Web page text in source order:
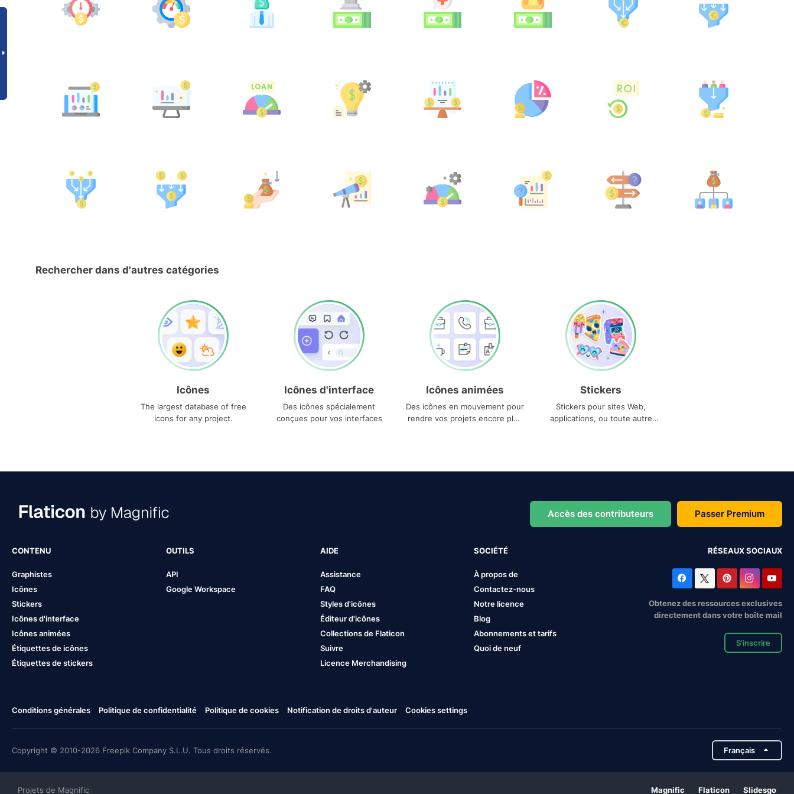
Rechercher dans d'autres catégories
Icônes
The largest database of free
icons for any project.
Icônes d'interface
Des icônes spécialement
conçues pour vos interfaces
Icônes animées
Des icônes en mouvement pour
rendre vos projets encore plus
Stickers
Stickers pour sites Web,
applications, ou toute autre
Accès des contributeurs Passer Premium
CONTENU
Graphistes
Icônes
Stickers
Icônes d'interface
Icônes animées
Étiquettes de icônes
Étiquettes de stickers
OUTILS
API
Google Workspace
AIDE
Assistance
FAQ
Styles d'icônes
Éditeur d'icônes
Collections de Flaticon
Suivre
Licence Merchandising
SOCIÉTÉ
À propos de
Contactez-nous
Notre licence
Blog
Abonnements et tarifs
Quoi de neuf
RÉSEAUX SOCIAUX
Obtenez des ressources exclusives
directement dans votre boîte mail
S'inscrire
Conditions générales Politique de confidentialité Politique de cookies Notification de droits d'auteur Cookies settings
Copyright © 2010-2026 Freepik Company S.L.U. Tous droits réservés. Français
Projets de Magnific Magnific Flaticon Slidesgo